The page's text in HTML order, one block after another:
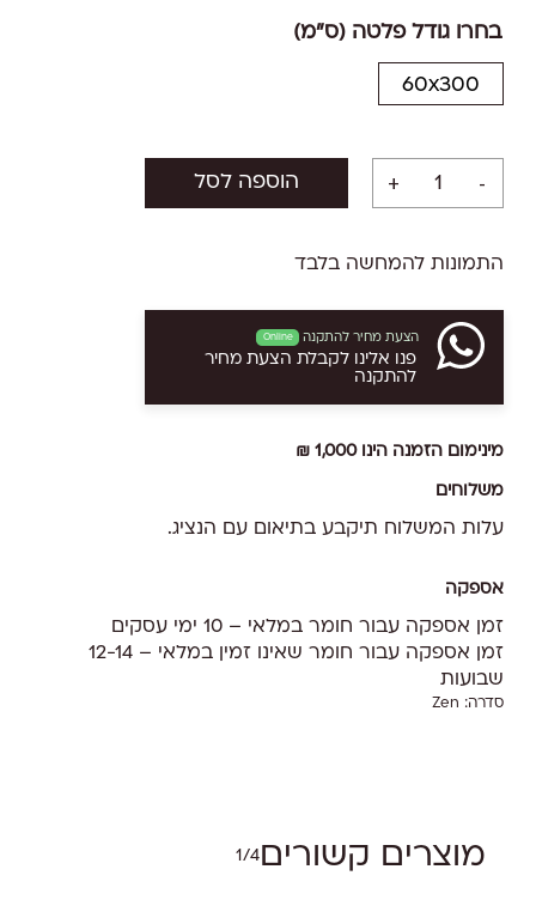
בחרו גודל פלטה (ס"מ)
60x300
הוספה לסל
התמונות להמחשה בלבד
הצעת מחיר להתקנה Online
פנו אלינו לקבלת הצעת מחיר
להתקנה
מינימום הזמנה הינו 1,000 ₪
משלוחים
עלות המשלוח תיקבע בתיאום עם הנציג.
אספקה
זמן אספקה עבור חומר במלאי – 10 ימי עסקים
זמן אספקה עבור חומר שאינו זמין במלאי – 12-14
שבועות
סדרה: Zen
מוצרים קשורים1/4